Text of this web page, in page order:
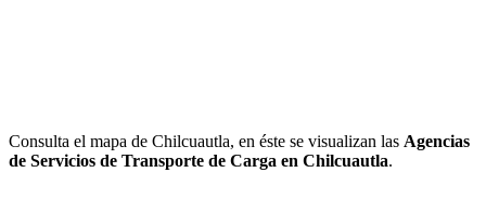
Consulta el mapa de Chilcuautla, en éste se visualizan las Agencias
de Servicios de Transporte de Carga en Chilcuautla.